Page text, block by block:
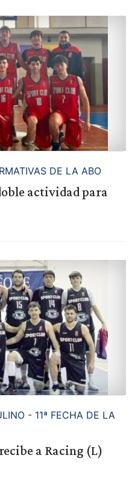
DE LA ABO
actividad para
- 11ª FECHA DE LA
a Racing (L)